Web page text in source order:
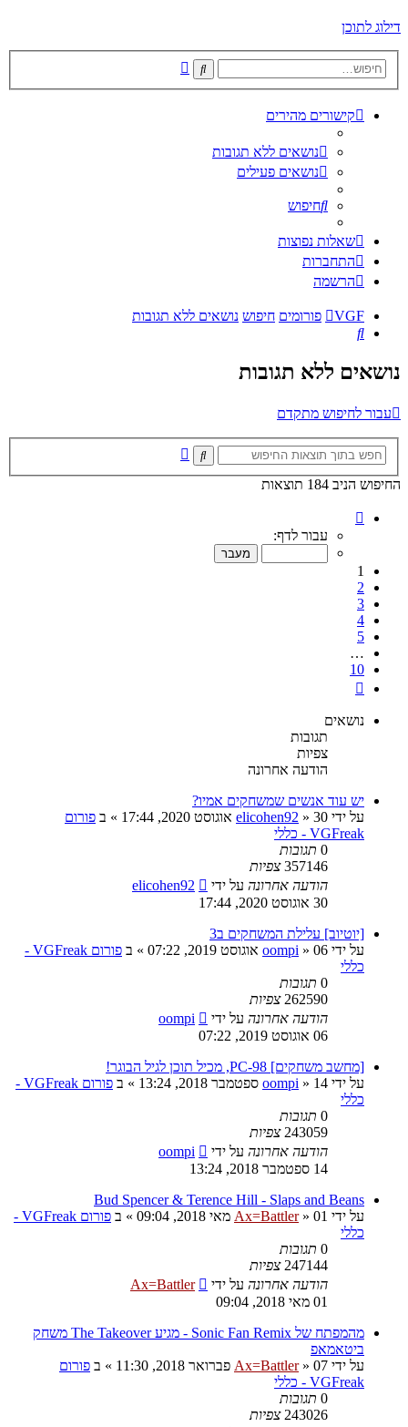
דילוג לתוכן
חיפוש
קישורים מהירים
נושאים ללא תגובות
נושאים פעילים
חיפוש
שאלות נפוצות
התחברות
הרשמה
VGF פורומים חיפוש נושאים ללא תגובות
חיפוש
נושאים ללא תגובות
עבור לחיפוש מתקדם
חיפוש
החיפוש הניב 184 תוצאות
מתוך
עבור לדף:
1
2
3
4
5
…
10
נושאים
תגובות
צפיות
הודעה אחרונה
יש עוד אנשים שמשחקים אמיו?
על ידי
elicohen92 » 30 אוגוסט 2020, 17:44 » ב פורום
VGFreak - כללי
0 תגובות
357146 צפיות
הודעה אחרונה על ידי
elicohen92
30 אוגוסט 2020, 17:44
[יוטיוב] עלילת המשחקים ב3
על ידי
oompi » 06 אוגוסט 2019, 07:22 » ב
פורום VGFreak -
כללי
0 תגובות
262590 צפיות
הודעה אחרונה על ידי
oompi
06 אוגוסט 2019, 07:22
[מחשב משחקים] PC-98, מכיל תוכן לגיל הבוגר!
על ידי
oompi » 14 ספטמבר 2018, 13:24 » ב
פורום VGFreak -
כללי
0 תגובות
243059 צפיות
הודעה אחרונה על ידי
oompi
14 ספטמבר 2018, 13:24
Bud Spencer & Terence Hill - Slaps and Beans
על ידי
Ax=Battler» 01 מאי 2018, 09:04 » ב
פורום VGFreak -
כללי
0 תגובות
247144 צפיות
הודעה אחרונה על ידי
Ax=Battler
01 מאי 2018, 09:04
מהמפתח של Sonic Fan Remix - מגיע The Takeover משחק
ביטאמאפ
על ידי
Ax=Battler» 07 פברואר 2018, 11:30 » ב פורום
VGFreak - כללי
0 תגובות
243026 צפיות